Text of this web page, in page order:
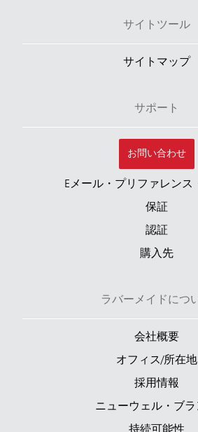
サイトツール
サイトマップ
サポート
お問い合わせ
Eメール・プリファレンス
保証
認証
購入先
ラバーメイドにつ
会社概要
オフィス/所在地
採用情報
ニューウェル・ブラ